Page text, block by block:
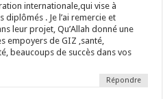
internationale,qui vise à
diplômés . Je l’ai remercie et
leur projet, Qu’Allah donné une
empoyers de GIZ ,santé,
beaucoups de succès dans vos
Répondre